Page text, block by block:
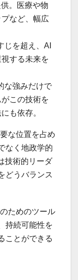
。医療や物
など、幅広
じを超え、AI
する未来を
な強みだけで
この技術を
も依存。
な位置を占め
なく地政学的
技術的リーダ
どうバランス
ためのツール
持続可能性を
ことができる